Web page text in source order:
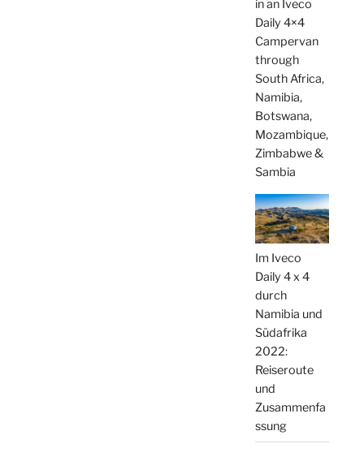
in an Iveco
Daily 4×4
Campervan
through
South Africa,
Namibia,
Botswana,
Mozambique,
Zimbabwe &
Sambia
Im Iveco
Daily 4 x 4
durch
Namibia und
Südafrika
2022:
Reiseroute
und
Zusammenfa
ssung